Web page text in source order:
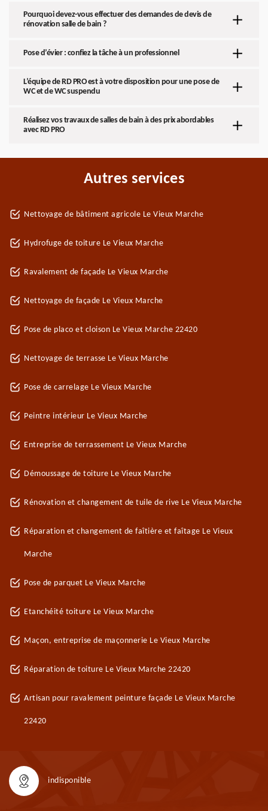
Pourquoi devez-vous effectuer des demandes de devis de
rénovation salle de bain ?
Pose d’évier : confiez la tâche à un professionnel
L’équipe de RD PRO est à votre disposition pour une pose de
WC et de WC suspendu
Réalisez vos travaux de salles de bain à des prix abordables
avec RD PRO
Autres services
Nettoyage de bâtiment agricole Le Vieux Marche
Hydrofuge de toiture Le Vieux Marche
Ravalement de façade Le Vieux Marche
Nettoyage de façade Le Vieux Marche
Pose de placo et cloison Le Vieux Marche 22420
Nettoyage de terrasse Le Vieux Marche
Pose de carrelage Le Vieux Marche
Peintre intérieur Le Vieux Marche
Entreprise de terrassement Le Vieux Marche
Démoussage de toiture Le Vieux Marche
Rénovation et changement de tuile de rive Le Vieux Marche
Réparation et changement de faîtière et faîtage Le Vieux
Marche
Pose de parquet Le Vieux Marche
Etanchéité toiture Le Vieux Marche
Maçon, entreprise de maçonnerie Le Vieux Marche
Réparation de toiture Le Vieux Marche 22420
Artisan pour ravalement peinture façade Le Vieux Marche
22420
indisponible